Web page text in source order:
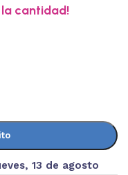
cantidad!
13 de agosto